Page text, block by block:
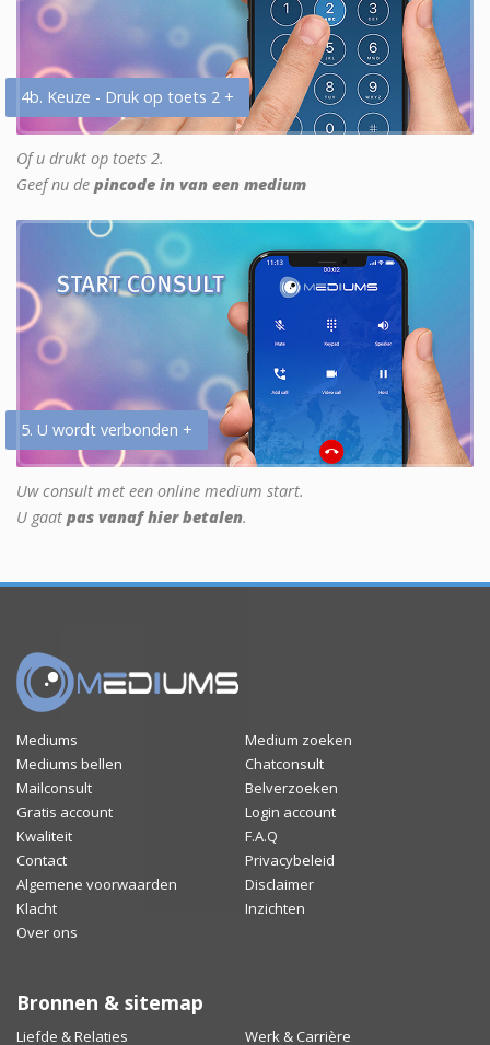
4b. Keuze - Druk op toets 2 +
Of u drukt op toets 2.
Geef nu de pincode in van een medium
5. U wordt verbonden +
Uw consult met een online medium start.
U gaat pas vanaf hier betalen.
Mediums
Medium zoeken
Mediums bellen
Chatconsult
Mailconsult
Belverzoeken
Gratis account
Login account
Kwaliteit
F.A.Q
Contact
Privacybeleid
Algemene voorwaarden
Disclaimer
Klacht
Inzichten
Over ons
Bronnen & sitemap
Liefde & Relaties Werk & Carrière